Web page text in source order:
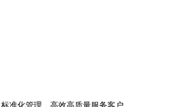
准化管理，高效高质量服务客户